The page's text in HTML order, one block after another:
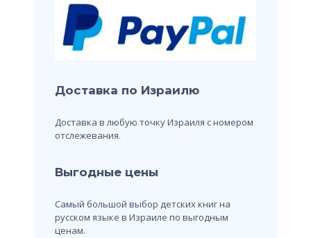
Доставка по Израилю
Доставка в любую точку Израиля с номером
отслежевания.
Выгодные цены
Самый большой выбор детских книг на
русском языке в Израиле по выгодным
ценам.